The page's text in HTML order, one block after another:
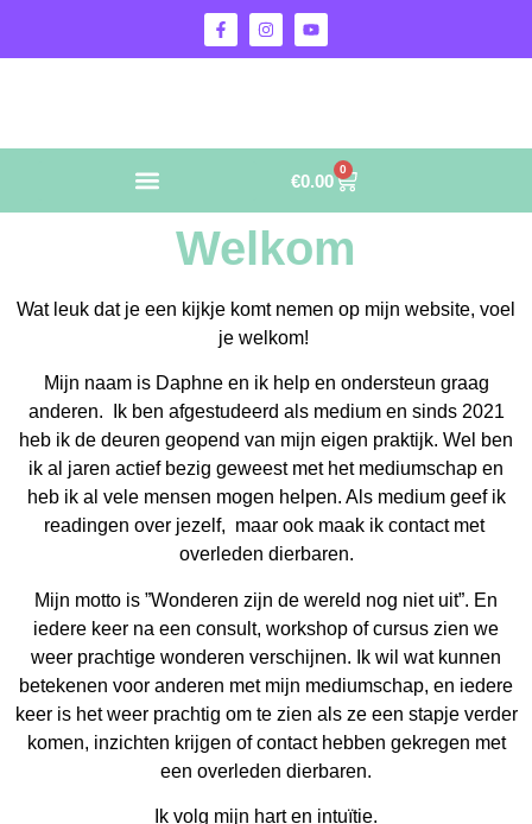
€0.00
0
Welkom
Wat leuk dat je een kijkje komt nemen op mijn website, voel
je welkom!
Mijn naam is Daphne en ik help en ondersteun graag
anderen. Ik ben afgestudeerd als medium en sinds 2021
heb ik de deuren geopend van mijn eigen praktijk. Wel ben
ik al jaren actief bezig geweest met het mediumschap en
heb ik al vele mensen mogen helpen. Als medium geef ik
readingen over jezelf, maar ook maak ik contact met
overleden dierbaren.
Mijn motto is ”Wonderen zijn de wereld nog niet uit”. En
iedere keer na een consult, workshop of cursus zien we
weer prachtige wonderen verschijnen. Ik wil wat kunnen
betekenen voor anderen met mijn mediumschap, en iedere
keer is het weer prachtig om te zien als ze een stapje verder
komen, inzichten krijgen of contact hebben gekregen met
een overleden dierbaren.
Ik volg mijn hart en intuïtie.